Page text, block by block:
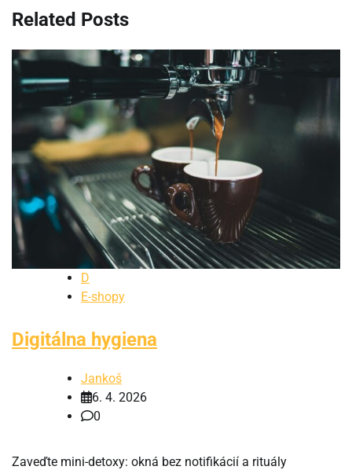
Related Posts
D
E-shopy
Digitálna hygiena
Jankoš
6. 4. 2026
0
Zaveďte mini-detoxy: okná bez notifikácií a rituály